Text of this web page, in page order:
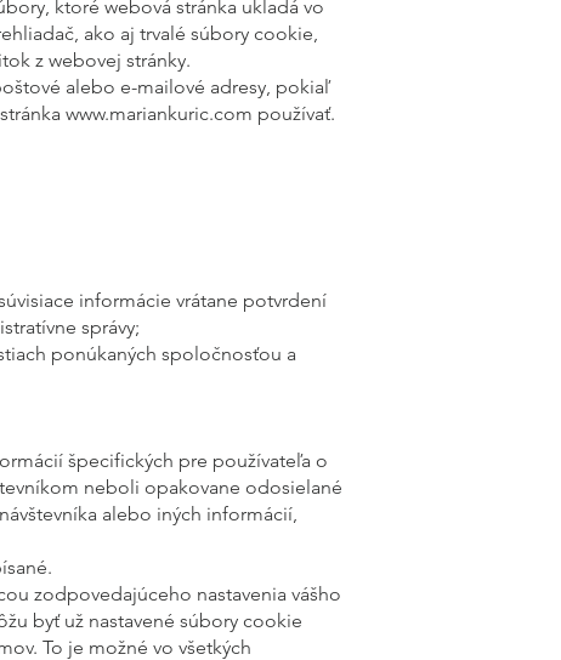
ktoré webová stránka ukladá vo
ako aj trvalé súbory cookie,
z webovej stránky.
alebo e-mailové adresy, pokiaľ
www.mariankuric.com používať.
informácie vrátane potvrdení
správy;
ponúkaných spoločnosťou a
špecifických pre používateľa o
neboli opakovane odosielané
alebo iných informácií,
zodpovedajúceho nastavenia vášho
byť už nastavené súbory cookie
To je možné vo všetkých